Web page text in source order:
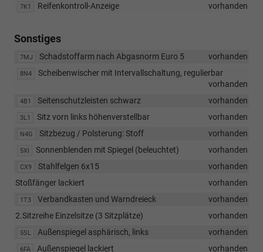
7K1 Reifenkontroll-Anzeige vorhanden
Sonstiges
7MJ Schadstoffarm nach Abgasnorm Euro 5 vorhanden
8N4
Scheibenwischer mit Intervallschaltung, regulierbar
vorhanden
4B1 Seitenschutzleisten schwarz vorhanden
3L1 Sitz vorn links höhenverstellbar vorhanden
N4G Sitzbezug / Polsterung: Stoff vorhanden
5XI Sonnenblenden mit Spiegel (beleuchtet) vorhanden
CX9 Stahlfelgen 6x15
vorhanden
Stoßfänger lackiert
vorhanden
1T3 Verbandkasten und Warndreieck
vorhanden
2.Sitzreihe Einzelsitze (3 Sitzplätze)
vorhanden
5SL Außenspiegel asphärisch, links vorhanden
6FA Außenspiegel lackiert vorhanden